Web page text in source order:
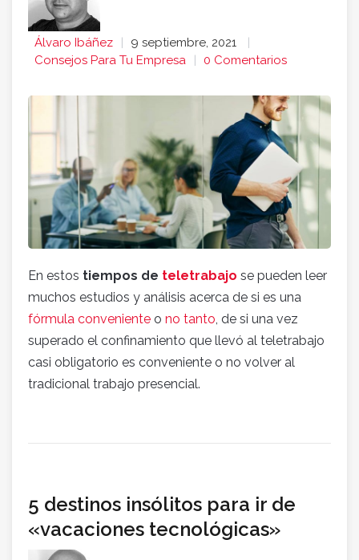
Álvaro Ibáñez
9 septiembre, 2021
Consejos Para Tu Empresa
0 Comentarios
En estos tiempos de teletrabajo se pueden leer
muchos estudios y análisis acerca de si es una
fórmula conveniente o no tanto, de si una vez
superado el confinamiento que llevó al teletrabajo
casi obligatorio es conveniente o no volver al
tradicional trabajo presencial.
5 destinos insólitos para ir de
«vacaciones tecnológicas»